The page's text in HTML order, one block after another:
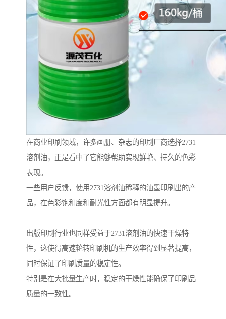
在商业印刷领域，许多画册、杂志的印刷厂商选择2731
溶剂油，正是看中了它能够帮助实现鲜艳、持久的色彩
表现。
一些用户反馈，使用2731溶剂油稀释的油墨印刷出的产
品，在色彩饱和度和耐光性方面都有明显提升。
出版印刷行业也同样受益于2731溶剂油的快速干燥特
性，这使得高速轮转印刷机的生产效率得到显著提高，
同时保证了印刷质量的稳定性。
特别是在大批量生产时，稳定的干燥性能确保了印刷品
质量的一致性。